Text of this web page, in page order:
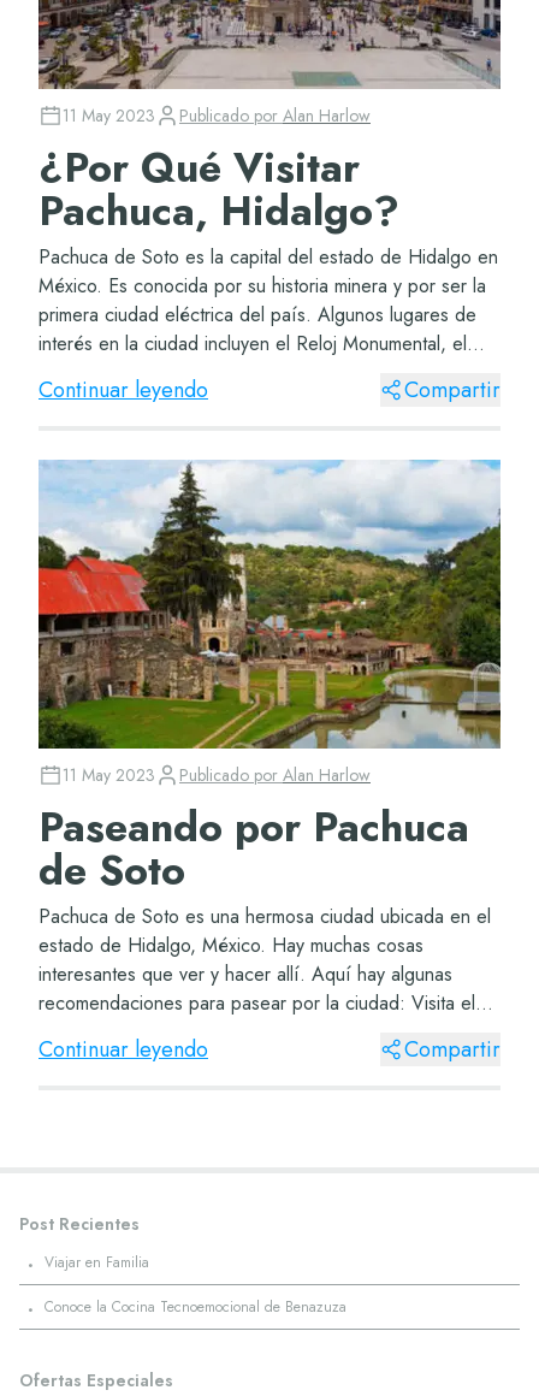
11 May 2023 Publicado por Alan Harlow
¿Por Qué Visitar
Pachuca, Hidalgo?
Pachuca de Soto es la capital del estado de Hidalgo en
México. Es conocida por su historia minera y por ser la
primera ciudad eléctrica del país. Algunos lugares de
interés en la ciudad incluyen el Reloj Monumental, el
Palacio Municipal, la Plaza Ind...
Continuar leyendo Compartir
11 May 2023 Publicado por Alan Harlow
Paseando por Pachuca
de Soto
Pachuca de Soto es una hermosa ciudad ubicada en el
estado de Hidalgo, México. Hay muchas cosas
interesantes que ver y hacer allí. Aquí hay algunas
recomendaciones para pasear por la ciudad: Visita el
Reloj Monumental: ícono de la ciudad y una parada...
Continuar leyendo Compartir
Post Recientes
· Viajar en Familia
· Conoce la Cocina Tecnoemocional de Benazuza
Ofertas Especiales